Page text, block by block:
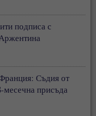
подписа с
Съдия от
месечна присъда